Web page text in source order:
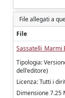
File allegati a
File
Sassatelli_Marmi
Tipologia:
dell'editore)
Licenza: Tutti i
Dimensione 7.25